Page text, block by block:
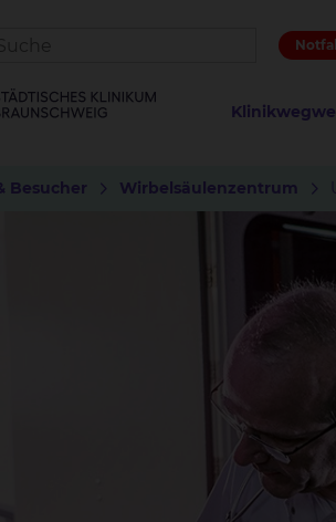
Notfall
Besucher Wirbelsäulenzentrum